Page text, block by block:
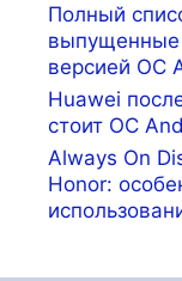
Полный
выпущенные
версией ОС
Huawei
стоит ОС
Always On
Honor: